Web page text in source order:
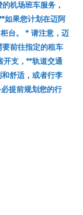
机场班车服务，
果您计划在迈阿
台。 * 请注意，迈
前往指定的租车
开支，**轨道交通
舒适，或者行李
提前规划您的行